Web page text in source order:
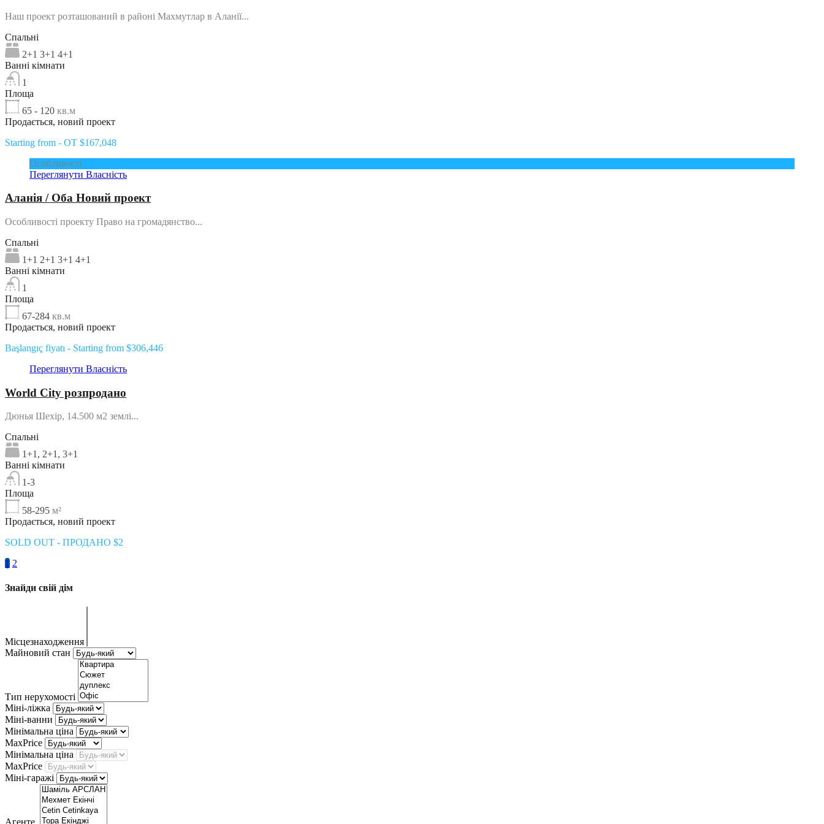
Наш проект розташований в районі Махмутлар в Аланії...
Спальні
2+1 3+1 4+1
Ванні кімнати
1
Площа
65 - 120 кв.м
Продається, новий проект
Starting from - OT $167,048
Особливості
Переглянути Власність
Аланія / Оба Новий проект
Особливості проекту Право на громадянство...
Спальні
1+1 2+1 3+1 4+1
Ванні кімнати
1
Площа
67-284 кв.м
Продається, новий проект
Başlangıç fiyatı - Starting from $306,446
Переглянути Власність
World City розпродано
Дюнья Шехір, 14.500 м2 землі...
Спальні
1+1, 2+1, 3+1
Ванні кімнати
1-3
Площа
58-295 м²
Продається, новий проект
SOLD OUT - ПРОДАНО $2
1 2
Знайди свій дім
Місцезнаходження
Майновий стан
Тип нерухомості
Міні-ліжка
Міні-ванни
Мінімальна ціна
MaxPrice
Мінімальна ціна
MaxPrice
Міні-гаражі
Агенте.